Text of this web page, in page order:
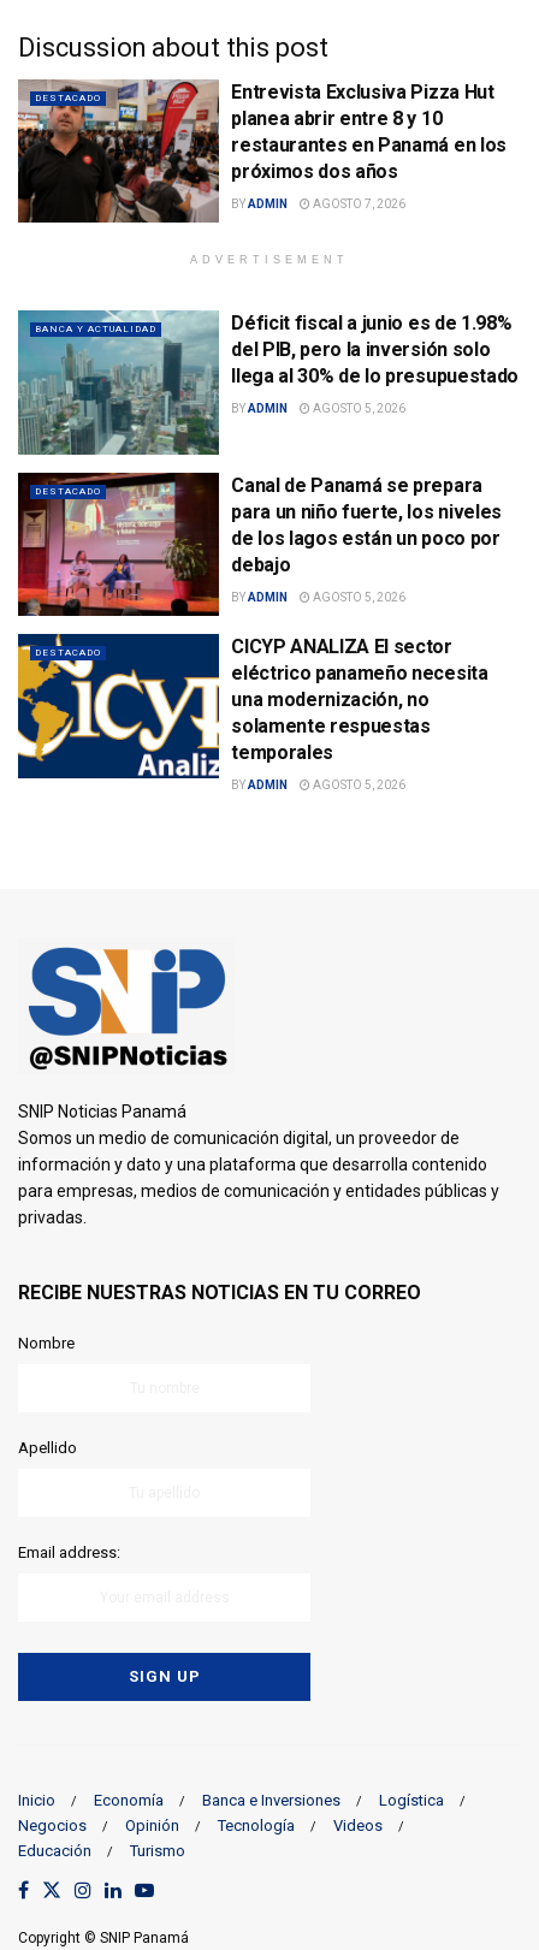
Discussion about this post
DESTACADO
Entrevista Exclusiva Pizza Hut
planea abrir entre 8 y 10
restaurantes en Panamá en los
próximos dos años
BYADMIN AGOSTO 7, 2026
ADVERTISEMENT
BANCA Y ACTUALIDAD
Déficit fiscal a junio es de 1.98%
del PIB, pero la inversión solo
llega al 30% de lo presupuestado
BYADMIN AGOSTO 5, 2026
DESTACADO
Canal de Panamá se prepara
para un niño fuerte, los niveles
de los lagos están un poco por
debajo
BYADMIN AGOSTO 5, 2026
DESTACADO
CICYP ANALIZA El sector
eléctrico panameño necesita
una modernización, no
solamente respuestas
temporales
BYADMIN AGOSTO 5, 2026
SNIP Noticias Panamá
Somos un medio de comunicación digital, un proveedor de
información y dato y una plataforma que desarrolla contenido
para empresas, medios de comunicación y entidades públicas y
privadas.
RECIBE NUESTRAS NOTICIAS EN TU CORREO
Nombre
Apellido
Email address:
Inicio Economía Banca e Inversiones
Logística
Negocios
Opinión Tecnología
Videos
Educación
Turismo
Copyright © SNIP Panamá